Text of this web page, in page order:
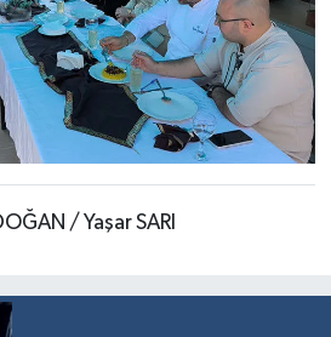
/ Yaşar SARI